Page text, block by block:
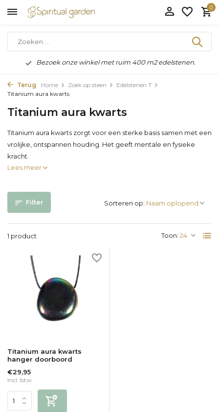
0
Bezoek onze winkel met ruim 400 m2 edelstenen.
Terug Home Zoek op steen
Edelstenen T
Titanium aura kwarts
Titanium aura kwarts
Titanium aura kwarts zorgt voor een sterke basis samen met een
vrolijke, ontspannen houding. Het geeft mentale en fysieke
kracht.
Lees meer
Filter
1 product Toon:
Sorteren op:
Titanium aura kwarts
hanger doorboord
€29,95
Incl. btw